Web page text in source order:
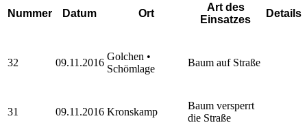
Nummer Datum Ort
Art des
Einsatzes
Details
32 09.11.2016
Golchen •
Schömlage
Baum auf Straße
31 09.11.2016 Kronskamp
Baum versperrt
die Straße